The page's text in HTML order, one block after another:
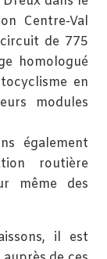
Centre-Val
circuit de 775
homologué
en
modules
également
routière
même des
il est